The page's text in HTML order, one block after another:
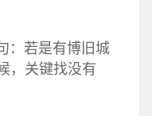
若是有博旧城
，关键找没有